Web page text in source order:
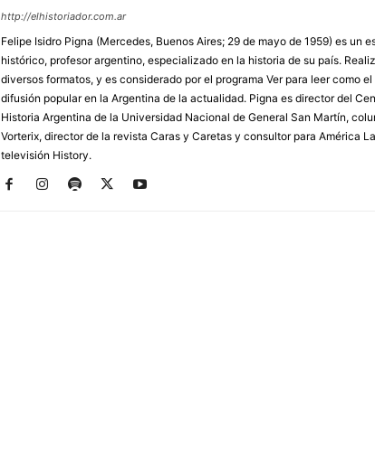
http://elhistoriador.com.ar
Felipe Isidro Pigna (Mercedes, Buenos Aires; 29 de mayo de 1959) es un
histórico, profesor argentino, especializado en la historia de su país.
diversos formatos, y es considerado por el programa Ver para leer como
difusión popular en la Argentina de la actualidad. Pigna es director del
Historia Argentina de la Universidad Nacional de General San Martín,
Vorterix, director de la revista Caras y Caretas y consultor para América
televisión History.